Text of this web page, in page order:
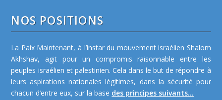
NOS POSITIONS
La Paix Maintenant, à l’instar du mouvement israélien Shalom
Akhshav, agit pour un compromis raisonnable entre les
peuples israélien et palestinien. Cela dans le but de répondre à
leurs aspirations nationales légitimes, dans la sécurité pour
chacun d’entre eux, sur la base des principes suivants...